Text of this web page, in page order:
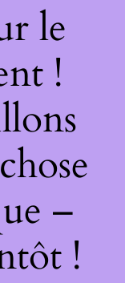
le
!
–
!